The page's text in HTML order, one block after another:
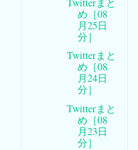
め［08
月25日
分］
Twitterまと
め［08
月24日
分］
Twitterまと
め［08
月23日
分］